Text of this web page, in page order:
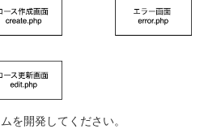
を開発してください。